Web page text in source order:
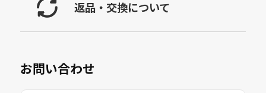
返品・交換について
お問い合わせ